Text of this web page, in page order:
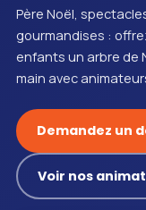
Père Noël,
gourmandises :
enfants un arbre de
main avec
Demandez un
Voir nos